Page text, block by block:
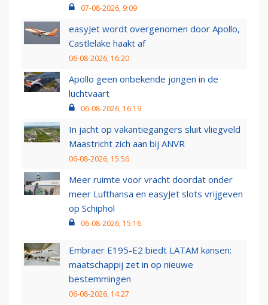
07-08-2026, 9:09
easyJet wordt overgenomen door Apollo,
Castlelake haakt af
06-08-2026, 16:20
Apollo geen onbekende jongen in de
luchtvaart
06-08-2026, 16:19
In jacht op vakantiegangers sluit vliegveld
Maastricht zich aan bij ANVR
06-08-2026, 15:56
Meer ruimte voor vracht doordat onder
meer Lufthansa en easyJet slots vrijgeven
op Schiphol
06-08-2026, 15:16
Embraer E195-E2 biedt LATAM kansen:
maatschappij zet in op nieuwe
bestemmingen
06-08-2026, 14:27